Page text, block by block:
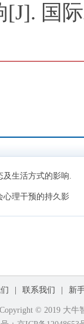
国
及生活方式的影响.
心理干预的持久影
联系我们 新
Copyright © 2019 大牛